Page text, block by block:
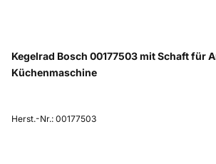
Kegelrad Bosch 00177503 mit Schaft für
Küchenmaschine
Herst.-Nr.: 00177503